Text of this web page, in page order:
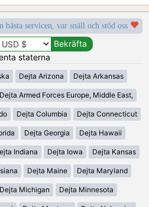
servicen, var snäll och stöd oss
staterna
Dejta Arizona Dejta Arkansas
Dejta Armed Forces Europe, Middle East,
Dejta Columbia Dejta Connecticut
Dejta Georgia Dejta Hawaii
Indiana Dejta Iowa Dejta Kansas
Dejta Maine Dejta Maryland
Dejta Michigan Dejta Minnesota